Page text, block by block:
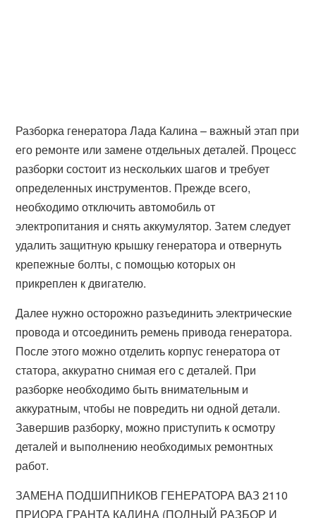
Разборка генератора Лада Калина – важный этап при
его ремонте или замене отдельных деталей. Процесс
разборки состоит из нескольких шагов и требует
определенных инструментов. Прежде всего,
необходимо отключить автомобиль от
электропитания и снять аккумулятор. Затем следует
удалить защитную крышку генератора и отвернуть
крепежные болты, с помощью которых он
прикреплен к двигателю.
Далее нужно осторожно разъединить электрические
провода и отсоединить ремень привода генератора.
После этого можно отделить корпус генератора от
статора, аккуратно снимая его с деталей. При
разборке необходимо быть внимательным и
аккуратным, чтобы не повредить ни одной детали.
Завершив разборку, можно приступить к осмотру
деталей и выполнению необходимых ремонтных
работ.
ЗАМЕНА ПОДШИПНИКОВ ГЕНЕРАТОРА ВАЗ 2110
ПРИОРА ГРАНТА КАЛИНА (ПОЛНЫЙ РАЗБОР И